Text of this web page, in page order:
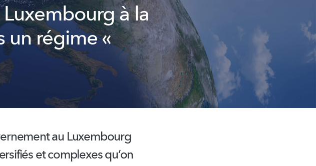
à la
un régime «
au Luxembourg
et complexes qu’on